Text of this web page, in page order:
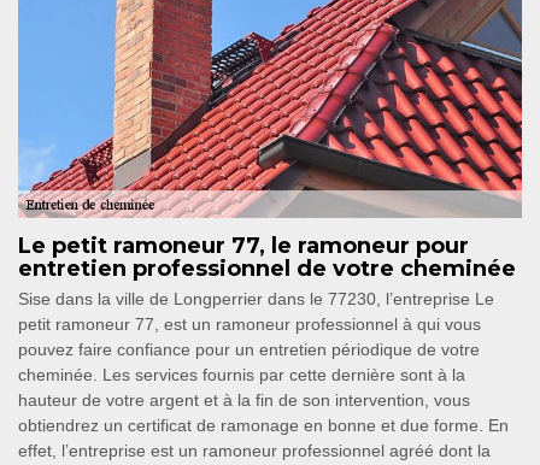
Le petit ramoneur 77, le ramoneur pour
entretien professionnel de votre cheminée
Sise dans la ville de Longperrier dans le 77230, l’entreprise Le
petit ramoneur 77, est un ramoneur professionnel à qui vous
pouvez faire confiance pour un entretien périodique de votre
cheminée. Les services fournis par cette dernière sont à la
hauteur de votre argent et à la fin de son intervention, vous
obtiendrez un certificat de ramonage en bonne et due forme. En
effet, l’entreprise est un ramoneur professionnel agréé dont la